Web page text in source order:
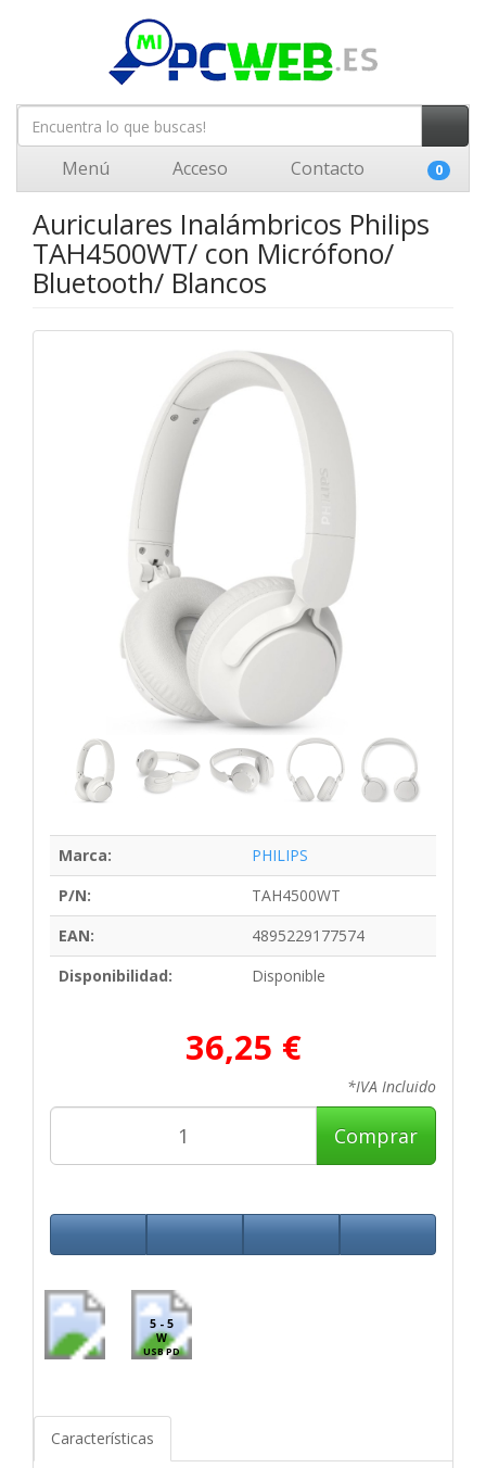
Menú Acceso Contacto 0
Auriculares Inalámbricos Philips
TAH4500WT/ con Micrófono/
Bluetooth/ Blancos
Marca:
PHILIPS
P/N:
TAH4500WT
EAN:
4895229177574
Disponibilidad:
Disponible
36,25 €
*IVA Incluido
Comprar
5 - 5
W
USB PD
Características